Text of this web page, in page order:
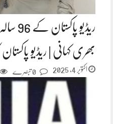
ریڈیو
بھری کہانی | ریڈیو
اکتوبر 4, 2025 0 تبصرے